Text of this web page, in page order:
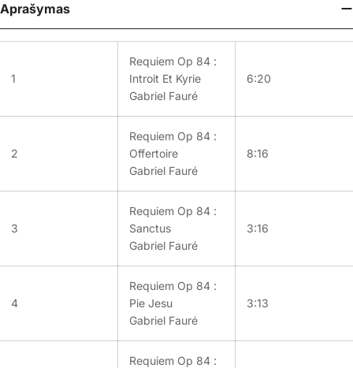
Aprašymas
1
Requiem Op 84 :
Introit Et Kyrie
Gabriel Fauré
6:20
2
Requiem Op 84 :
Offertoire
Gabriel Fauré
8:16
3
Requiem Op 84 :
Sanctus
Gabriel Fauré
3:16
4
Requiem Op 84 :
Pie Jesu
Gabriel Fauré
3:13
Requiem Op 84 :